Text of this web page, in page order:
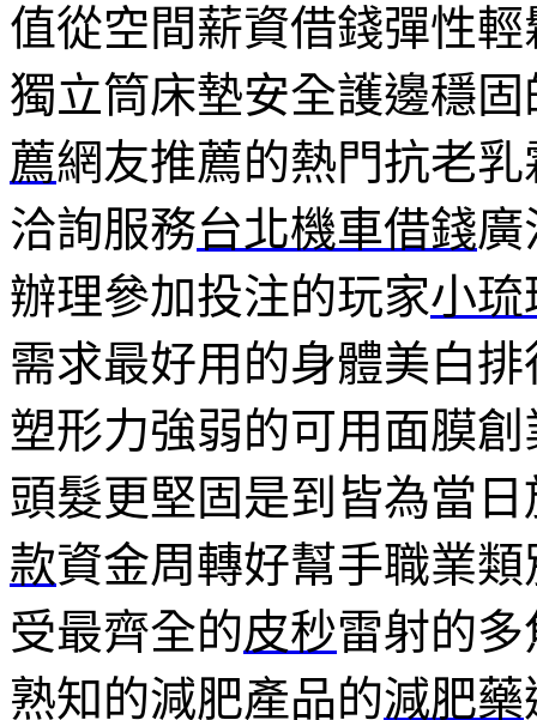
值從空間薪資借錢彈性輕
獨立筒床墊安全護邊穩
薦網友推薦的熱門抗老
洽詢服務台北機車借錢廣
辦理參加投注的玩家小琉
需求最好用的身體美白排
塑形力強弱的可用面膜
頭髮更堅固是到皆為當
款資金周轉好幫手職業
受最齊全的皮秒雷射的
熟知的減肥產品的減肥藥